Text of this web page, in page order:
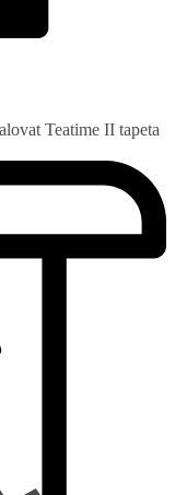
Teatime II tapeta